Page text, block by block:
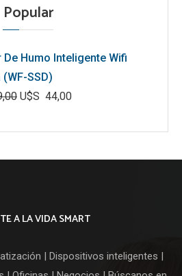
Popular
De Humo Inteligente Wifi
SSD)
U$S 44,00
A LA VIDA SMART
| Dispositivos inteligentes |